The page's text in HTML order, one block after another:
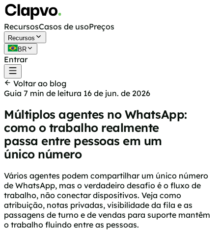
RecursosCasos de usoPreços
Recursos
BR
EntrarComeçar grátis
Voltar ao blog
Guia 7 min de leitura 16 de jun. de 2026
Múltiplos agentes no WhatsApp:
como o trabalho realmente
passa entre pessoas em um
único número
Vários agentes podem compartilhar um único número
de WhatsApp, mas o verdadeiro desafio é o fluxo de
trabalho, não conectar dispositivos. Veja como
atribuição, notas privadas, visibilidade da fila e as
passagens de turno e de vendas para suporte mantêm
o trabalho fluindo entre as pessoas.